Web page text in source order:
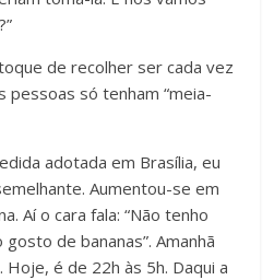
de recolher ser cada vez
pessoas só tenham “meia-
adotada em Brasília, eu
Aumentou-se em
Aí o cara fala: “Não tenho
de bananas”. Amanhã
é de 22h às 5h. Daqui a